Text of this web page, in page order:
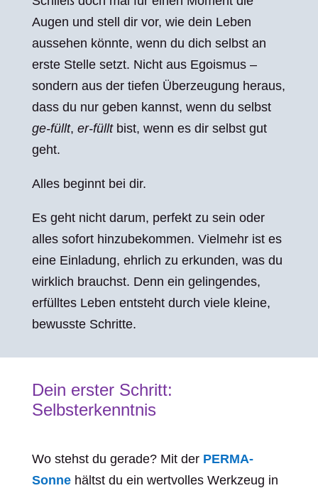
Augen und stell dir vor, wie dein Leben
aussehen könnte, wenn du dich selbst an
erste Stelle setzt. Nicht aus Egoismus –
sondern aus der tiefen Überzeugung heraus,
dass du nur geben kannst, wenn du selbst
ge-füllt, er-fülltbist, wenn es dir selbst gut
geht.
Alles beginnt bei dir.
Es geht nicht darum, perfekt zu sein oder
alles sofort hinzubekommen. Vielmehr ist es
eine Einladung, ehrlich zu erkunden, was du
wirklich brauchst. Denn ein gelingendes,
erfülltes Leben entsteht durch viele kleine,
bewusste Schritte.
Dein erster Schritt:
Selbsterkenntnis
Wo stehst du gerade? Mit der PERMA-
Sonnehältst du ein wertvolles Werkzeug in